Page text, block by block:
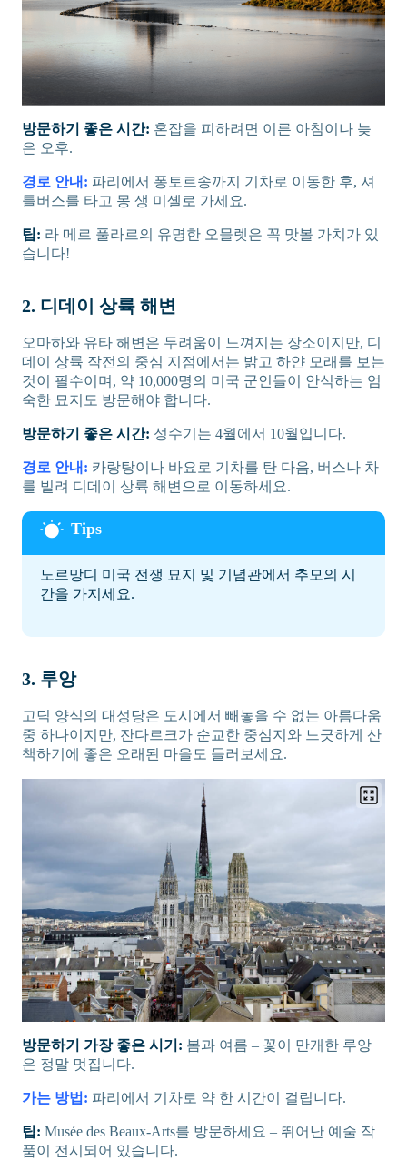
방문하기 좋은 시간: 혼잡을 피하려면 이른 아침이나 늦
은 오후.
경로 안내: 파리에서 퐁토르송까지 기차로 이동한 후, 셔
틀버스를 타고 몽 생 미셸로 가세요.
팁: 라 메르 풀라르의 유명한 오믈렛은 꼭 맛볼 가치가 있
습니다!
2. 디데이 상륙 해변
오마하와 유타 해변은 두려움이 느껴지는 장소이지만, 디
데이 상륙 작전의 중심 지점에서는 밝고 하얀 모래를 보는
것이 필수이며, 약 10,000명의 미국 군인들이 안식하는 엄
숙한 묘지도 방문해야 합니다.
방문하기 좋은 시간: 성수기는 4월에서 10월입니다.
경로 안내: 카랑탕이나 바요로 기차를 탄 다음, 버스나 차
를 빌려 디데이 상륙 해변으로 이동하세요.
노르망디 미국 전쟁 묘지 및 기념관에서 추모의 시
간을 가지세요.
3. 루앙
고딕 양식의 대성당은 도시에서 빼놓을 수 없는 아름다움
중 하나이지만, 잔다르크가 순교한 중심지와 느긋하게 산
책하기에 좋은 오래된 마을도 들러보세요.
방문하기 가장 좋은 시기: 봄과 여름 – 꽃이 만개한 루앙
은 정말 멋집니다.
가는 방법: 파리에서 기차로 약 한 시간이 걸립니다.
팁: Musée des Beaux-Arts를 방문하세요 – 뛰어난 예술 작
품이 전시되어 있습니다.